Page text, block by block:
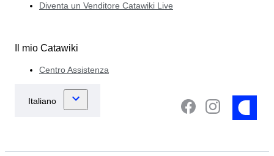
Diventa un Venditore Catawiki Live
Il mio Catawiki
Centro Assistenza